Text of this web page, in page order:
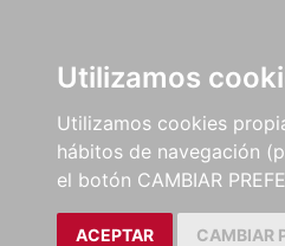
Utilizamos
Utilizamos cookies
hábitos de navegación
el botón CAMBIAR
ACEPTAR CAMBIAR